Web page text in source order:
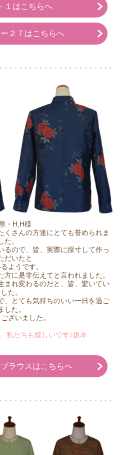
１はこちらへ
２７はこちらへ
・H,H様
くさんの方達にとても誉められま
た。
るので、皆、実際に採寸して作っ
だいたと
ようです。
に是非伝えてと言われました。
まれ変わるのだと、皆、驚いてい
た。
、とても気持ちのいい一日を過ご
した。
ざいました。
私たちも嬉しいです♪坂本
ラウスはこちらへ